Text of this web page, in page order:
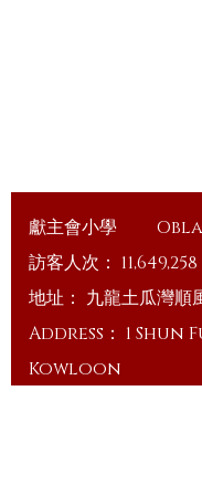
獻主會小學
訪客人次： 11,649,258
地址： 九龍土瓜灣順
Address： 1 Shun
Kowloon